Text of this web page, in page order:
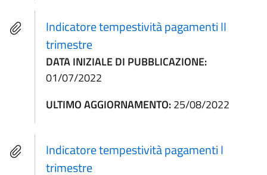
Indicatore tempestività pagamenti II
trimestre
DATA INIZIALE DI PUBBLICAZIONE:
01/07/2022
ULTIMO AGGIORNAMENTO:25/08/2022
Indicatore tempestività pagamenti I
trimestre